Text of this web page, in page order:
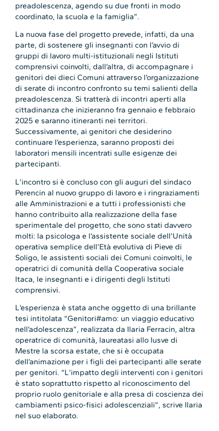
preadolescenza, agendo su due fronti in modo
coordinato, la scuola e la famiglia”.
La nuova fase del progetto prevede, infatti, da una
parte, di sostenere gli insegnanti con l’avvio di
gruppi di lavoro multi-istituzionali negli Istituti
comprensivi coinvolti, dall’altra, di accompagnare i
genitori dei dieci Comuni attraverso l’organizzazione
di serate di incontro confronto su temi salienti della
preadolescenza. Si tratterà di incontri aperti alla
cittadinanza che inizieranno fra gennaio e febbraio
2025 e saranno itineranti nei territori.
Successivamente, ai genitori che desiderino
continuare l’esperienza, saranno proposti dei
laboratori mensili incentrati sulle esigenze dei
partecipanti.
L’incontro si è concluso con gli auguri del sindaco
Perencin al nuovo gruppo di lavoro e i ringraziamenti
alle Amministrazioni e a tutti i professionisti che
hanno contribuito alla realizzazione della fase
sperimentale del progetto, che sono stati davvero
molti: la psicologa e l’assistente sociale dell’Unità
operativa semplice dell’Età evolutiva di Pieve di
Soligo, le assistenti sociali dei Comuni coinvolti, le
operatrici di comunità della Cooperativa sociale
Itaca, le insegnanti e i dirigenti degli Istituti
comprensivi.
L’esperienza è stata anche oggetto di una brillante
tesi intitolata “Genitori#amo: un viaggio educativo
nell’adolescenza”, realizzata da Ilaria Ferracin, altra
operatrice di comunità, laureatasi allo Iusve di
Mestre la scorsa estate, che si è occupata
dell’animazione per i figli dei partecipanti alle serate
per genitori. “L’impatto degli interventi con i genitori
è stato soprattutto rispetto al riconoscimento del
proprio ruolo genitoriale e alla presa di coscienza dei
cambiamenti psico-fisici adolescenziali”, scrive Ilaria
nel suo elaborato.